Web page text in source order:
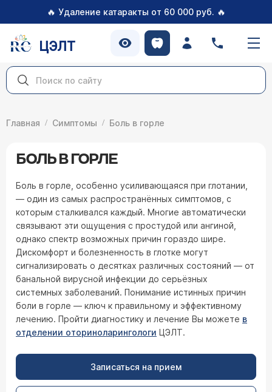
🔥 Удаление катаракты от 60 000 руб. 🔥
ЦЭЛТ
Главная Симптомы Боль в горле
БОЛЬ В ГОРЛЕ
Боль в горле, особенно усиливающаяся при глотании,
— один из самых распространённых симптомов, с
которым сталкивался каждый. Многие автоматически
связывают эти ощущения с простудой или ангиной,
однако спектр возможных причин гораздо шире.
Дискомфорт и болезненность в глотке могут
сигнализировать о десятках различных состояний — от
банальной вирусной инфекции до серьёзных
системных заболеваний. Понимание истинных причин
боли в горле — ключ к правильному и эффективному
лечению. Пройти диагностику и лечение Вы можете в
отделении оториноларингологи ЦЭЛТ.
Записаться на прием